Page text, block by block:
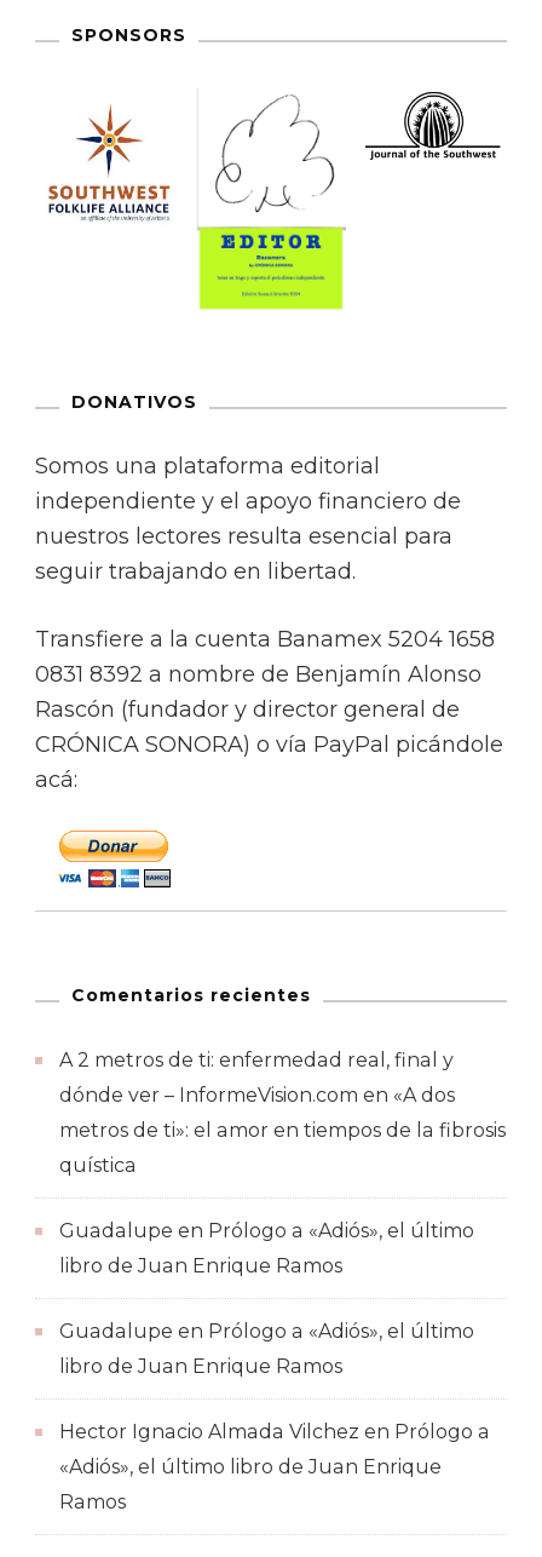
SPONSORS
DONATIVOS
Somos una plataforma editorial
independiente y el apoyo financiero de
nuestros lectores resulta esencial para
seguir trabajando en libertad.
Transfiere a la cuenta Banamex 5204 1658
0831 8392 a nombre de Benjamín Alonso
Rascón (fundador y director general de
CRÓNICA SONORA) o vía PayPal picándole
acá:
Comentarios recientes
A 2 metros de ti: enfermedad real, final y
dónde ver – InformeVision.com en «A dos
metros de ti»: el amor en tiempos de la fibrosis
quística
Guadalupe en Prólogo a «Adiós», el último
libro de Juan Enrique Ramos
Guadalupe en Prólogo a «Adiós», el último
libro de Juan Enrique Ramos
Hector Ignacio Almada Vilchez en Prólogo a
«Adiós», el último libro de Juan Enrique
Ramos